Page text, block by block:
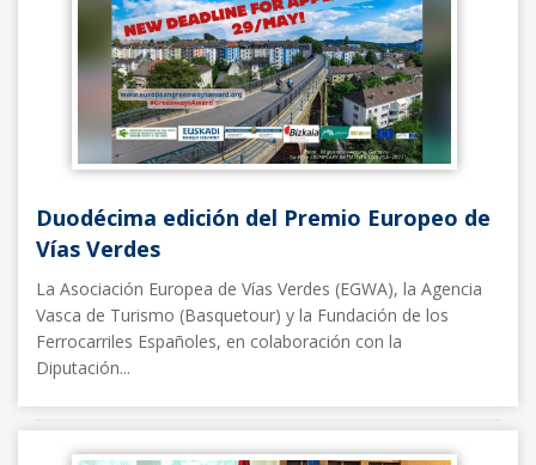
Duodécima edición del Premio Europeo de
Vías Verdes
La Asociación Europea de Vías Verdes (EGWA), la Agencia
Vasca de Turismo (Basquetour) y la Fundación de los
Ferrocarriles Españoles, en colaboración con la
Diputación...